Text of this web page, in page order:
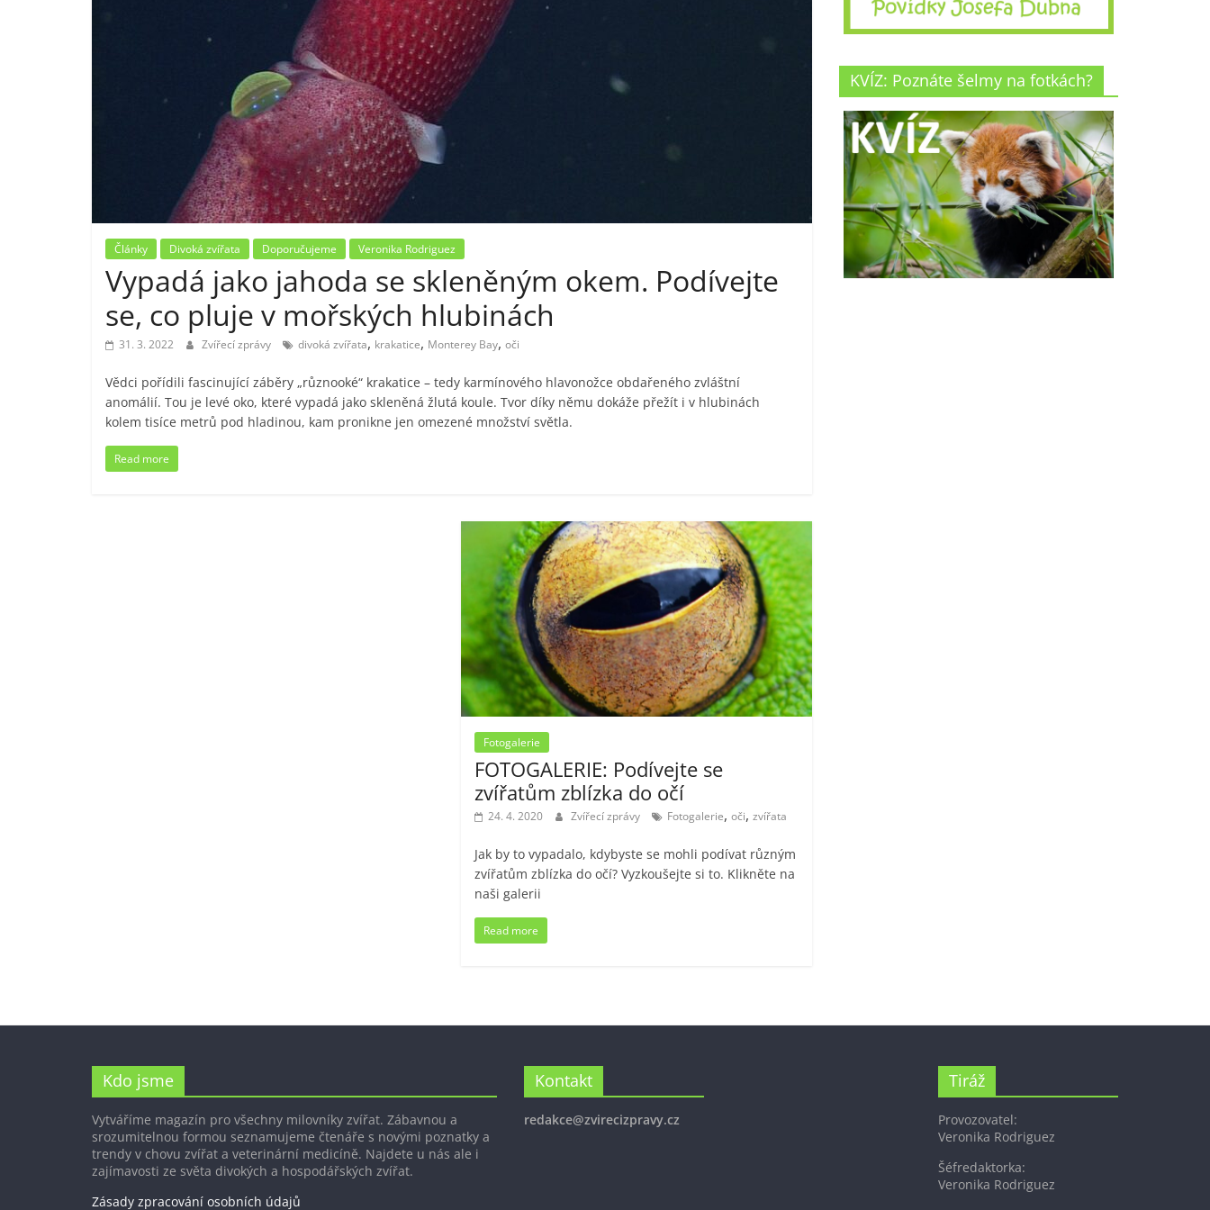
Články Divoká zvířata Doporučujeme Veronika Rodriguez
Vypadá jako jahoda se skleněným okem. Podívejte
se, co pluje v mořských hlubinách
31. 3. 2022 Zvířecí zprávy divoká zvířata, krakatice, Monterey Bay, oči
Vědci pořídili fascinující záběry „různooké“ krakatice – tedy karmínového hlavonožce obdařeného zvláštní
anomálií. Tou je levé oko, které vypadá jako skleněná žlutá koule. Tvor díky němu dokáže přežít i v hlubinách
kolem tisíce metrů pod hladinou, kam pronikne jen omezené množství světla.
Read more
Fotogalerie
FOTOGALERIE: Podívejte se
zvířatům zblízka do očí
24. 4. 2020 Zvířecí zprávy Fotogalerie,oči,zvířata
Jak by to vypadalo, kdybyste se mohli podívat různým
zvířatům zblízka do očí? Vyzkoušejte si to. Klikněte na
naši galerii
Read more
KVÍZ: Poznáte šelmy na fotkách?
Kdo jsme
Vytváříme magazín pro všechny milovníky zvířat. Zábavnou a
srozumitelnou formou seznamujeme čtenáře s novými poznatky a
trendy v chovu zvířat a veterinární medicíně. Najdete u nás ale i
zajímavosti ze světa divokých a hospodářských zvířat.
Zásady zpracování osobních údajů
Kontakt
redakce@zvirecizpravy.cz
Tiráž
Provozovatel:
Veronika Rodriguez
Šéfredaktorka:
Veronika Rodriguez